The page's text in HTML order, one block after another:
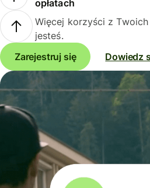
opłatach
Więcej korzyści z
jesteś.
Zarejestruj się
Dowiedz